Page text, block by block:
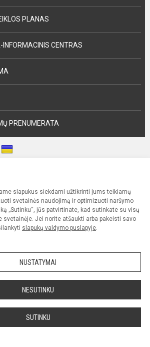
slapukus siekdami užtikrinti jums teikiamų
svetainės naudojimą ir optimizuoti naršymo
„Sutinku“, jūs patvirtinate, kad sutinkate su visų
svetainėje. Jei norite atšaukti arba pakeisti savo
slapukų valdymo puslapyje.
NUSTATYMAI
NESUTINKU
SUTINKU
PLANAS
INFORMACINIS CENTRAS
PRENUMERATA
Paslaugos
Neformalusis švietimas
Pagalba mokiniams ir tėvams
Mokinių pavėžėjimas
Mokinių maitinimas
Biblioteka-informacinis centras